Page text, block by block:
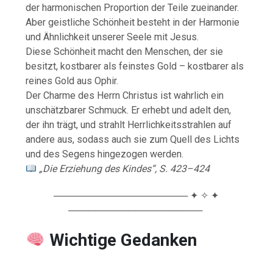
der harmonischen Proportion der Teile zueinander.
Aber geistliche Schönheit besteht in der Harmonie
und Ähnlichkeit unserer Seele mit Jesus.
Diese Schönheit macht den Menschen, der sie
besitzt, kostbarer als feinstes Gold – kostbarer als
reines Gold aus Ophir.
Der Charme des Herrn Christus ist wahrlich ein
unschätzbarer Schmuck. Er erhebt und adelt den,
der ihn trägt, und strahlt Herrlichkeitsstrahlen auf
andere aus, sodass auch sie zum Quell des Lichts
und des Segens hingezogen werden.
„Die Erziehung des Kindes“, S. 423–424
──────────────────── ✦ ✧ ✦
────────────────────
Wichtige Gedanken